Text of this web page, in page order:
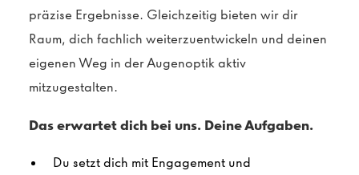
präzise Ergebnisse. Gleichzeitig bieten wir dir
Raum, dich fachlich weiterzuentwickeln und deinen
eigenen Weg in der Augenoptik aktiv
mitzugestalten.
Das erwartet dich bei uns. Deine Aufgaben.
Du setzt dich mit Engagement und